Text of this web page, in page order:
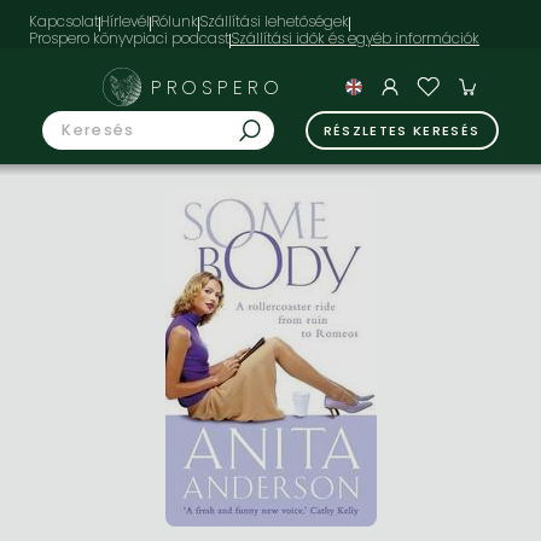
KapcsolatHírlevélRólunkSzállítási lehetőségek
Prospero könyvpiaci podcast
PROSPERO
RÉSZLETES KERESÉS